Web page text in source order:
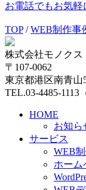
お電話でもお気
TOP / WEB制作事
株式会社モノクス
〒107-0062
東京都港区南青山
TEL.03-4485-1113
HOME
お知ら
サービス
WEB
ホーム